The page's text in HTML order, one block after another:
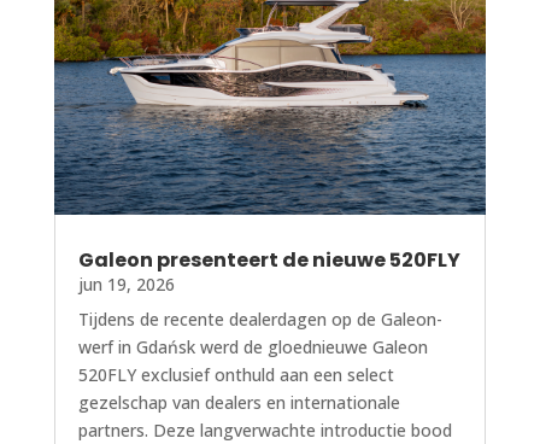
Galeon presenteert de nieuwe 520FLY
jun 19, 2026
Tijdens de recente dealerdagen op de Galeon-
werf in Gdańsk werd de gloednieuwe Galeon
520FLY exclusief onthuld aan een select
gezelschap van dealers en internationale
partners. Deze langverwachte introductie bood